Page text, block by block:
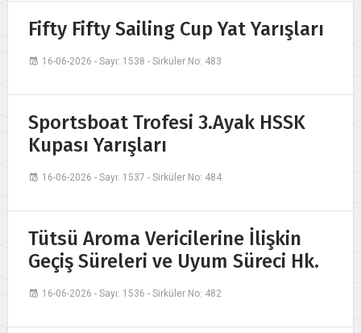
Fifty Fifty Sailing Cup Yat Yarışları
16-06-2026 - Sayı: 1538 - Sirküler No: 483
Sportsboat Trofesi 3.Ayak HSSK
Kupası Yarışları
16-06-2026 - Sayı: 1537 - Sirküler No: 484
Tütsü Aroma Vericilerine İlişkin
Geçiş Süreleri ve Uyum Süreci Hk.
16-06-2026 - Sayı: 1536 - Sirküler No: 482